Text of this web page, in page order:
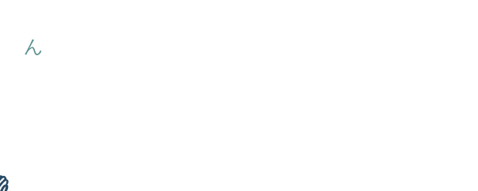
ん